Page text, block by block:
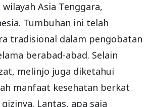
Asia Tenggara,
Tumbuhan ini telah
tradisional dalam pengobatan
berabad-abad. Selain
melinjo juga diketahui
manfaat kesehatan berkat
Lantas, apa saja